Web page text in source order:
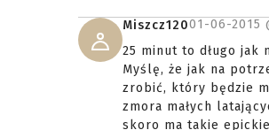
Miszcz12001-06-2015
25 minut to długo jak
Myślę, że jak na
zrobić, który będzie
zmora małych
skoro ma takie